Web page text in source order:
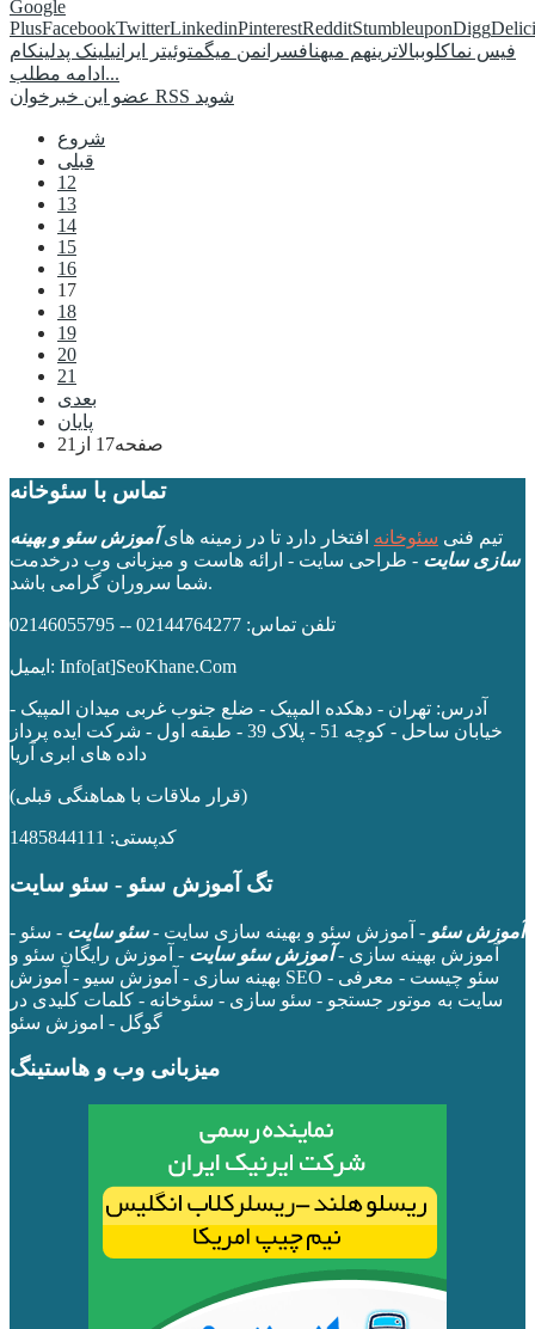
Google
PlusFacebookTwitterLinkedinPinterestRedditStumbleuponDigg
فیس نماکلوببالاترینهم میهنافسرانمن میگمتوئیتر ایرانیلینک پدلینکام
ادامه مطلب...
عضو این خبرخوان RSS شوید
شروع
قبلی
12
13
14
15
16
17
18
19
20
21
بعدی
پایان
صفحه17 از21
تماس با سئوخانه
تیم فنی سئوخانه افتخار دارد تا در زمینه هایآموزش سئو و بهینه
سازی سایت - طراحی سایت - ارائه هاست و میزبانی وب درخدمت
شما سروران گرامی باشد.
تلفن تماس: 02144764277 -- 02146055795
ایمیل: Info[at]SeoKhane.Com
آدرس: تهران - دهکده المپیک - ضلع جنوب غربی میدان المپیک -
خیابان ساحل - کوچه 51 - پلاک 39 - طبقه اول
- شرکت ایده پرداز
داده های ابری آریا
(قرار ملاقات با هماهنگی قبلی)
کدپستی: 1485844111
تگ آموزش سئو - سئو سایت
آموزش سئو - آموزش سئو و بهینه سازی سایت -سئو سایت - سئو -
آموزش بهینه سازی -آموزش سئو سایت - آموزش رایگان سئو و
بهینه سازی - آموزش سیو - آموزش SEO - سئو چیست - معرفی
سایت به موتور جستجو - سئو سازی - سئوخانه - کلمات کلیدی در
گوگل - اموزش سئو
میزبانی وب و هاستینگ